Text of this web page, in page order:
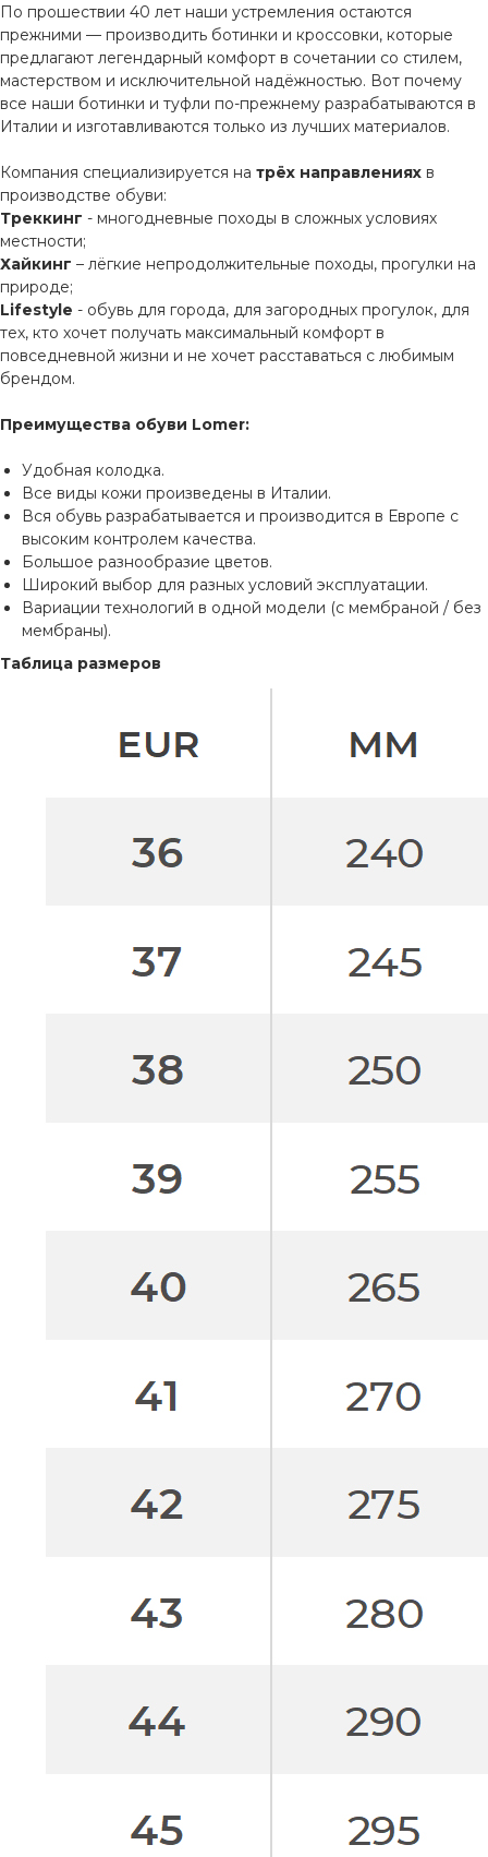
По прошествии 40 лет наши устремления остаются
прежними — производить ботинки и кроссовки, которые
предлагают легендарный комфорт в сочетании со стилем,
мастерством и исключительной надёжностью. Вот почему
все наши ботинки и туфли по-прежнему разрабатываются в
Италии и изготавливаются только из лучших материалов.
Компания специализируется на трёх направлениях в
производстве обуви:
Треккинг - многодневные походы в сложных условиях
местности;
Хайкинг – лёгкие непродолжительные походы, прогулки на
природе;
Lifestyle - обувь для города, для загородных прогулок, для
тех, кто хочет получать максимальный комфорт в
повседневной жизни и не хочет расставаться с любимым
брендом.
Преимущества обуви Lomer:
Удобная колодка.
Все виды кожи произведены в Италии.
Вся обувь разрабатывается и производится в Европе с
высоким контролем качества.
Большое разнообразие цветов.
Широкий выбор для разных условий эксплуатации.
Вариации технологий в одной модели (с мембраной / без
мембраны).
Таблица размеров